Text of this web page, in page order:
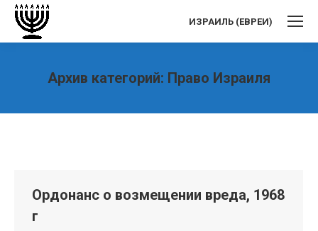
ИЗРАИЛЬ (ЕВРЕИ)
Архив категорий: Право Израиля
Ордонанс о возмещении вреда, 1968
г